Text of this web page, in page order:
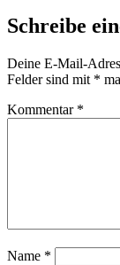
Schreibe
Deine E-Mail-
Felder sind mit *
Kommentar *
Name *